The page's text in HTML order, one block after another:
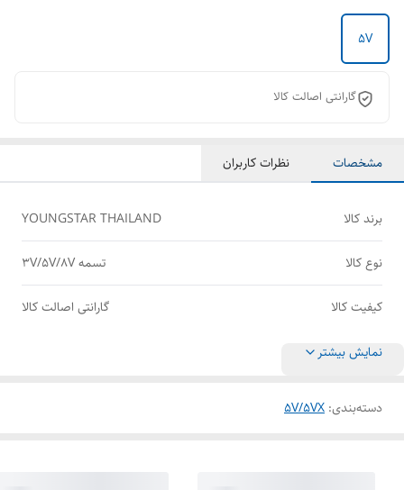
5V
گارانتی اصالت کالا
مشخصات نظرات کاربران
برند کالا YOUNGSTAR THAILAND
نوع کالا تسمه 3V/5V/8V
کیفیت کالا گارانتی اصالت کالا
نمایش بیشتر
دسته‌بندی:
5V/5VX